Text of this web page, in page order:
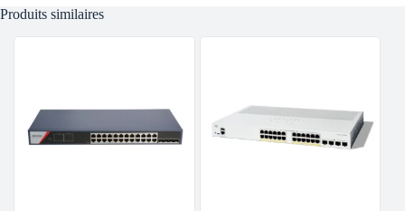
Produits similaires